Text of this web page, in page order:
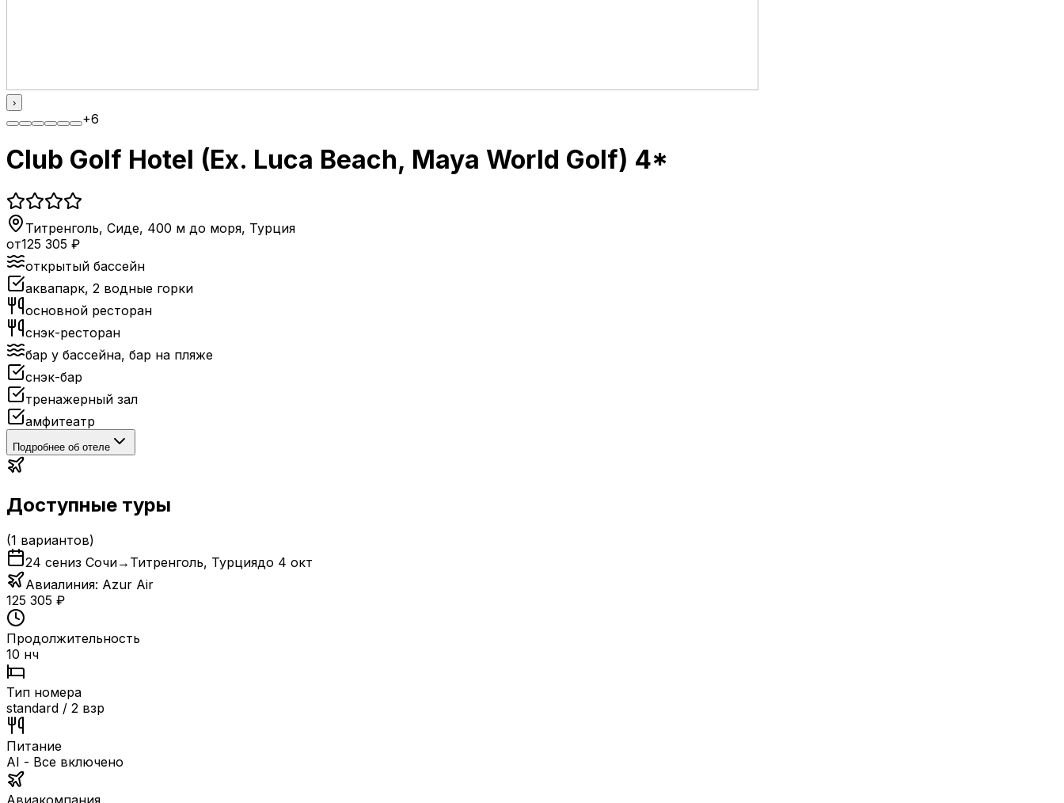
›
+6
Club Golf Hotel (Ex. Luca Beach, Maya World Golf) 4*
Титренголь, Сиде, 400 м до моря, Турция
от125 305 ₽
открытый бассейн
аквапарк, 2 водные горки
основной ресторан
снэк-ресторан
бар у бассейна, бар на пляже
снэк-бар
тренажерный зал
амфитеатр
Подробнее об отеле
Доступные туры
(1 вариантов)
24 сениз Сочи→ Титренголь, Турциядо 4 окт
Авиалиния: Azur Air
125 305 ₽
Продолжительность
10 нч
Тип номера
standard / 2 взр
Питание
AI - Все включено